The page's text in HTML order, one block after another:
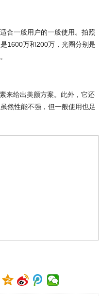
合一般用户的一般使用。拍照
1600万和200万，光圈分别是
来给出美颜方案。此外，它还
然性能不强，但一般使用也足